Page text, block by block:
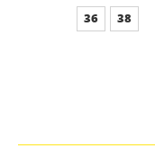
36 38